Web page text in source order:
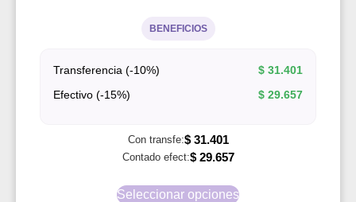
BENEFICIOS
Transferencia (-10%) $ 31.401
Efectivo (-15%)
$ 29.657
Con transfe:$31.401
Contado efect:$29.657
Seleccionar opciones